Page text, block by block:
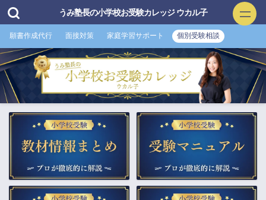
うみ塾長の小学校お受験カレッジ ウカル子
願書作成代行 面接対策 家庭学習サポート 個別受験相談
小学校お受験